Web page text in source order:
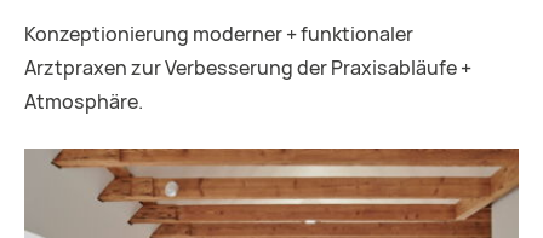
Konzeptionierung moderner + funktionaler
Arztpraxen zur Verbesserung der Praxisabläufe +
Atmosphäre.